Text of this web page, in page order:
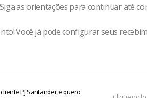
as orientações para continuar até
Você já pode configurar seus
PJ Santander e quero